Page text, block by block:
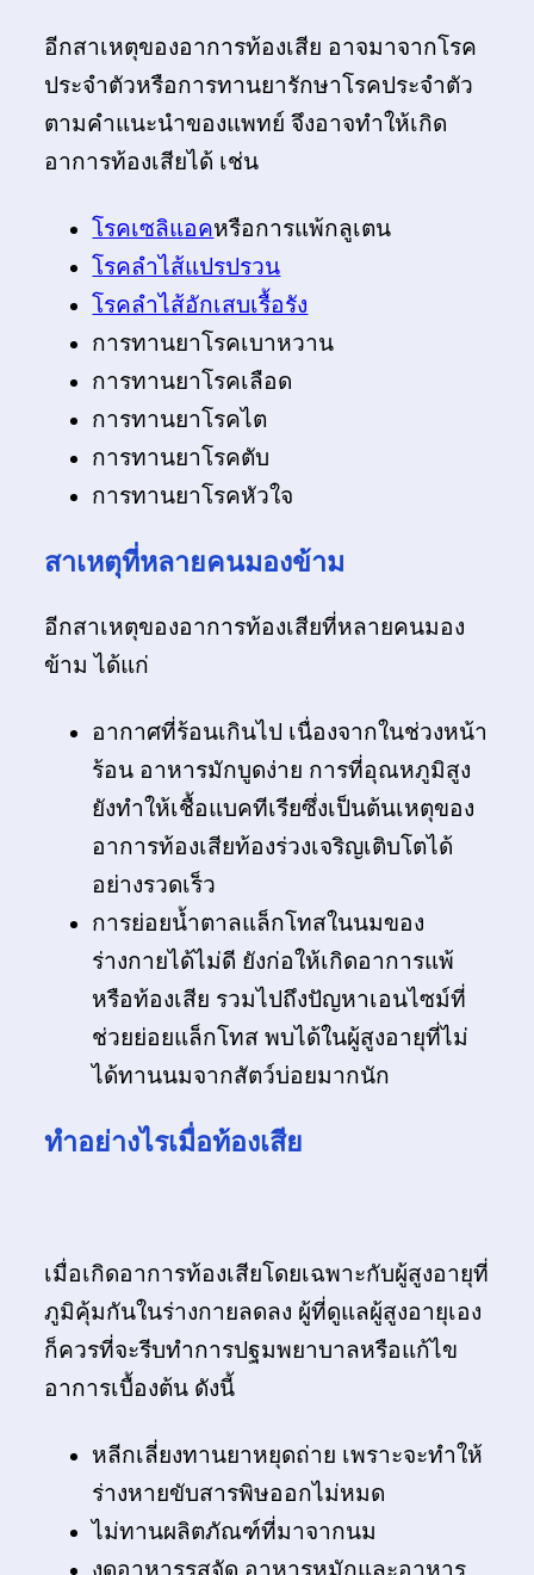
อีกสาเหตุของอาการท้องเสีย อาจมาจากโรค
ประจำตัวหรือการทานยารักษาโรคประจำตัว
ตามคำแนะนำของแพทย์ จึงอาจทำให้เกิด
อาการท้องเสียได้ เช่น
โรคเซลิแอคหรือการแพ้กลูเตน
โรคลำไส้แปรปรวน
โรคลำไส้อักเสบเรื้อรัง
การทานยาโรคเบาหวาน
การทานยาโรคเลือด
การทานยาโรคไต
การทานยาโรคตับ
การทานยาโรคหัวใจ
สาเหตุที่หลายคนมองข้าม
อีกสาเหตุของอาการท้องเสียที่หลายคนมอง
ข้าม ได้แก่
อากาศที่ร้อนเกินไป เนื่องจากในช่วงหน้า
ร้อน อาหารมักบูดง่าย การที่อุณหภูมิสูง
ยังทำให้เชื้อแบคทีเรียซึ่งเป็นต้นเหตุของ
อาการท้องเสียท้องร่วงเจริญเติบโตได้
อย่างรวดเร็ว
การย่อยน้ำตาลแล็กโทสในนมของ
ร่างกายได้ไม่ดี ยังก่อให้เกิดอาการแพ้
หรือท้องเสีย รวมไปถึงปัญหาเอนไซม์ที่
ช่วยย่อยแล็กโทส พบได้ในผู้สูงอายุที่ไม่
ได้ทานนมจากสัตว์บ่อยมากนัก
ทำอย่างไรเมื่อท้องเสีย
เมื่อเกิดอาการท้องเสียโดยเฉพาะกับผู้สูงอายุที่
ภูมิคุ้มกันในร่างกายลดลง ผู้ที่ดูแลผู้สูงอายุเอง
ก็ควรที่จะรีบทำการปฐมพยาบาลหรือแก้ไข
อาการเบื้องต้น ดังนี้
หลีกเลี่ยงทานยาหยุดถ่าย เพราะจะทำให้
ร่างหายขับสารพิษออกไม่หมด
ไม่ทานผลิตภัณฑ์ที่มาจากนม
งดอาหารรสจัด อาหารหมักและอาหาร